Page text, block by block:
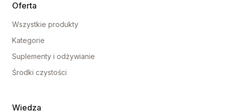
Oferta
Wszystkie produkty
Kategorie
Suplementy i odżywianie
Środki czystości
Wiedza